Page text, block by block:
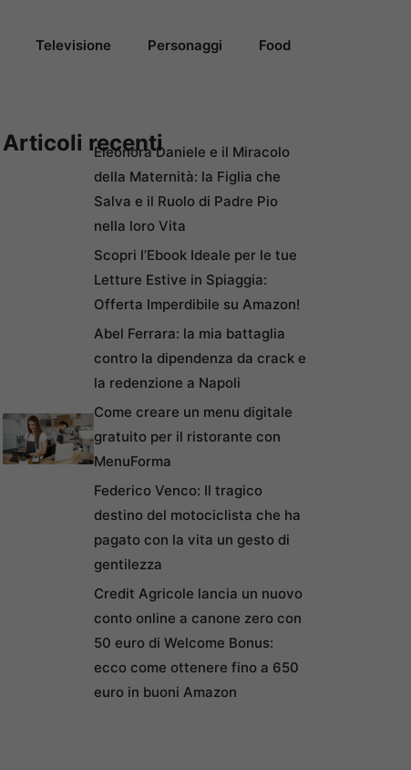
Televisione Personaggi Food
Articoli recentiEleonora Daniele e il Miracolo
della Maternità: la Figlia che
Salva e il Ruolo di Padre Pio
nella loro Vita
Scopri l’Ebook Ideale per le tue
Letture Estive in Spiaggia:
Offerta Imperdibile su Amazon!
Abel Ferrara: la mia battaglia
contro la dipendenza da crack e
la redenzione a Napoli
Come creare un menu digitale
gratuito per il ristorante con
MenuForma
Federico Venco: Il tragico
destino del motociclista che ha
pagato con la vita un gesto di
gentilezza
Credit Agricole lancia un nuovo
conto online a canone zero con
50 euro di Welcome Bonus:
ecco come ottenere fino a 650
euro in buoni Amazon